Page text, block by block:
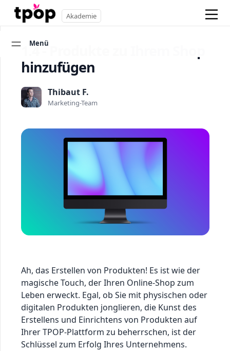
Akademie
Menü
1.4 - Produkte zu Ihrem Shop
hinzufügen
Thibaut F.
Marketing-Team
Ah, das Erstellen von Produkten! Es ist wie der
magische Touch, der Ihren Online-Shop zum
Leben erweckt. Egal, ob Sie mit physischen oder
digitalen Produkten jonglieren, die Kunst des
Erstellens und Einrichtens von Produkten auf
Ihrer TPOP-Plattform zu beherrschen, ist der
Schlüssel zum Erfolg Ihres Unternehmens.